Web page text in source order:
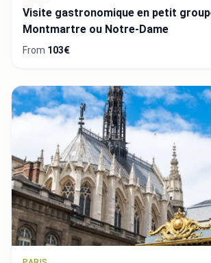
Visite gastronomique en petit
Montmartre ou Notre-Dame
From 103€